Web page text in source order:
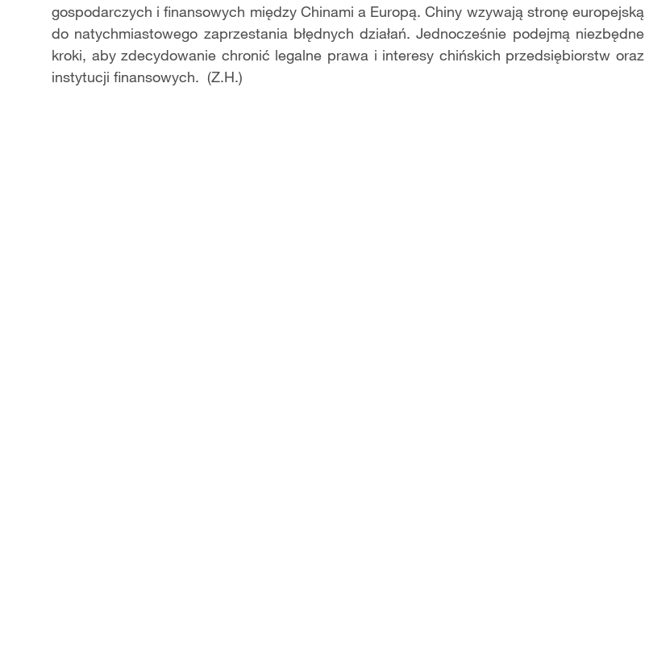
gospodarczych i finansowych między Chinami a Europą. Chiny wzywają stronę europejską
do natychmiastowego zaprzestania błędnych działań. Jednocześnie podejmą niezbędne
kroki, aby zdecydowanie chronić legalne prawa i interesy chińskich przedsiębiorstw oraz
instytucji finansowych. (Z.H.)